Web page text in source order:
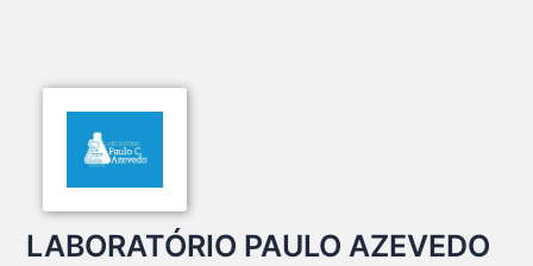
LABORATÓRIO PAULO AZEVEDO